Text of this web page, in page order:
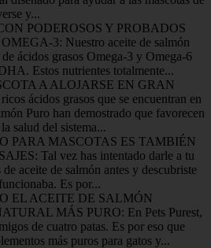
y...
PODEROSOS Y PROBADOS
3: Nuestro aceite de salmón
ácidos grasos Omega-3 y Omega-6
Estos nutrientes totalmente...
A ALOJARSE EN GRAN
ácidos grasos que se encuentran en
Puro han demostrado que favorecen
salud del sistema...
PARA MASCOTAS ES TAMBIÉN
Tal vez has intentado darle a tu
aceite de salmón antes y descubriste
Es por...
EL ACEITE DE SALMÓN
MÁS PURO: En Pets Purest,
de cuatro patas. Es por eso que
más puros para gatos y...